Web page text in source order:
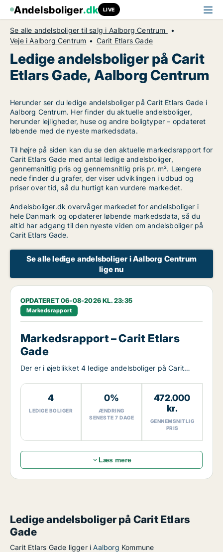
Andelsboliger.dk LIVE
Se alle andelsboliger til salg i Aalborg Centrum
Veje i Aalborg Centrum
Carit Etlars Gade
Ledige andelsboliger på Carit
Etlars Gade, Aalborg Centrum
Herunder ser du ledige andelsboliger på Carit Etlars Gade i
Aalborg Centrum. Her finder du aktuelle andelsboliger,
herunder lejligheder, huse og andre boligtyper – opdateret
løbende med de nyeste markedsdata.
Til højre på siden kan du se den aktuelle markedsrapport for
Carit Etlars Gade med antal ledige andelsboliger,
gennemsnitlig pris og gennemsnitlig pris pr. m². Længere
nede finder du grafer, der viser udviklingen i udbud og
priser over tid, så du hurtigt kan vurdere markedet.
Andelsboliger.dk overvåger markedet for andelsboliger i
hele Danmark og opdaterer løbende markedsdata, så du
altid har adgang til den nyeste viden om andelsboliger på
Carit Etlars Gade.
Se alle ledige andelsboliger i Aalborg Centrum
lige nu
OPDATERET 06-08-2026 KL. 23:35
Markedsrapport
Markedsrapport – Carit Etlars
Gade
Der er i øjeblikket 4 ledige andelsboliger på Carit
4
LEDIGE BOLIGER
0%
ÆNDRING
SENESTE 7 DAGE
472.000
kr.
GENNEMSNITLIG
PRIS
Læs mere
Ledige andelsboliger på Carit Etlars
Gade
Carit Etlars Gade ligger iAalborg Kommune